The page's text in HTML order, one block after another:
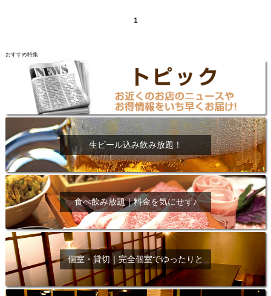
1
おすすめ特集
生ビール込み飲み放題！
食べ飲み放題｜料金を気にせず♪
個室・貸切｜完全個室でゆったりと